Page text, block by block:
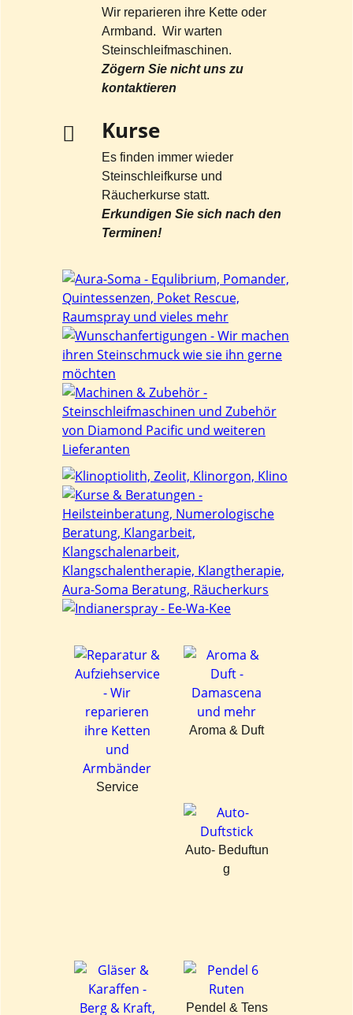
Wir reparieren ihre Kette oder
Armband. Wir warten
Steinschleifmaschinen.
Zögern Sie nicht uns zu
kontaktieren
Kurse
Es finden immer wieder
Steinschleifkurse und
Räucherkurse statt.
Erkundigen Sie sich nach den
Terminen!
Service
Aroma & Duft
Auto- Beduftun
g
Pendel & Tens